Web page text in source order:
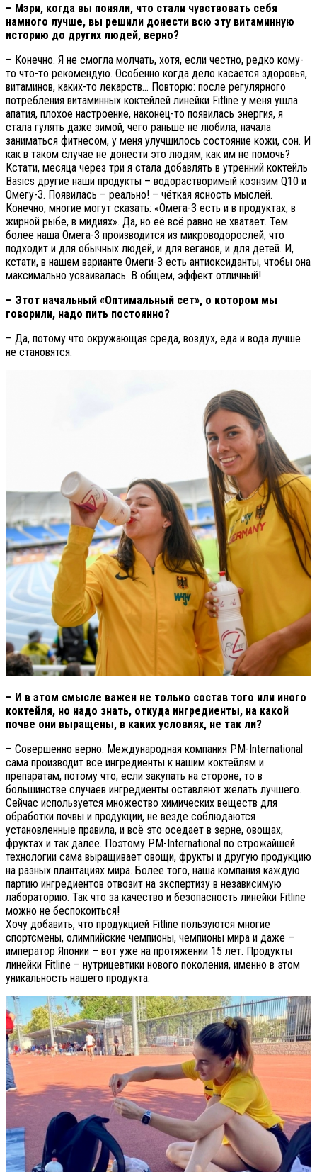
– Мэри, когда вы поняли, что стали чувствовать себя
намного лучше, вы решили донести всю эту витаминную
историю до других людей, верно?
– Конечно. Я не смогла молчать, хотя, если честно, редко кому-
то что-то рекомендую. Особенно когда дело касается здоровья,
витаминов, каких-то лекарств… Повторю: после регулярного
потребления витаминных коктейлей линейки Fitline у меня ушла
апатия, плохое настроение, наконец-то появилась энергия, я
стала гулять даже зимой, чего раньше не любила, начала
заниматься фитнесом, у меня улучшилось состояние кожи, сон. И
как в таком случае не донести это людям, как им не помочь?
Кстати, месяца через три я стала добавлять в утренний коктейль
Basics другие наши продукты – водорастворимый коэнзим Q10 и
Омегу-3. Появилась – реально! – чёткая ясность мыслей.
Конечно, многие могут сказать: «Омега-3 есть и в продуктах, в
жирной рыбе, в мидиях». Да, но её всё равно не хватает. Тем
более наша Омега-3 производится из микроводорослей, что
подходит и для обычных людей, и для веганов, и для детей. И,
кстати, в нашем варианте Омеги-3 есть антиоксиданты, чтобы она
максимально усваивалась. В общем, эффект отличный!
– Этот начальный «Оптимальный сет», о котором мы
говорили, надо пить постоянно?
– Да, потому что окружающая среда, воздух, еда и вода лучше
не становятся.
– И в этом смысле важен не только состав того или иного
коктейля, но надо знать, откуда ингредиенты, на какой
почве они выращены, в каких условиях, не так ли?
– Совершенно верно. Международная компания PM-International
сама производит все ингредиенты к нашим коктейлям и
препаратам, потому что, если закупать на стороне, то в
большинстве случаев ингредиенты оставляют желать лучшего.
Сейчас используется множество химических веществ для
обработки почвы и продукции, не везде соблюдаются
установленные правила, и всё это оседает в зерне, овощах,
фруктах и так далее. Поэтому PM-International по строжайшей
технологии сама выращивает овощи, фрукты и другую продукцию
на разных плантациях мира. Более того, наша компания каждую
партию ингредиентов отвозит на экспертизу в независимую
лабораторию. Так что за качество и безопасность линейки Fitline
можно не беспокоиться!
Хочу добавить, что продукцией Fitline пользуются многие
спортсмены, олимпийские чемпионы, чемпионы мира и даже –
император Японии – вот уже на протяжении 15 лет. Продукты
линейки Fitline – нутрицевтики нового поколения, именно в этом
уникальность нашего продукта.